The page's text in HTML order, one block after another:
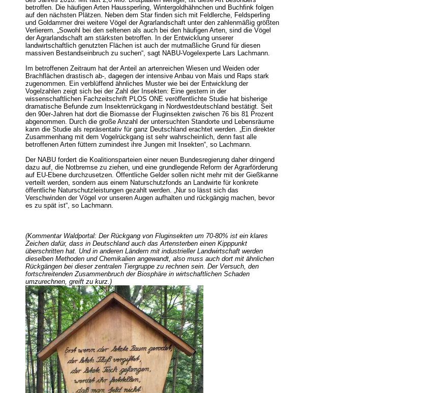
betroffen. Die häufigen Arten Haussperling, Wintergoldhähnchen und Buchfink folgen
auf den nächsten Plätzen. Neben dem Star finden sich mit Feldlerche, Feldsperling
und Goldammer drei weitere Vögel der Agrarlandschaft unter den zahlenmäßig größten
Verlierern. „Sowohl bei den seltenen als auch bei den häufigen Arten, sind die Vögel
der Agrarlandschaft am stärksten betroffen. In der Entwicklung unserer
landwirtschaftlich genutzten Flächen ist auch der mutmaßliche Grund für diesen
massiven Bestandseinbruch zu suchen“, sagt NABU-Vogelexperte Lars Lachmann.
Im betroffenen Zeitraum hat der Anteil an artenreichen Wiesen und Weiden oder
Brachflächen drastisch ab-, dagegen der intensive Anbau von Mais und Raps stark
zugenommen. Ein verblüffend ähnliches Muster wie bei der Entwicklung der
Vogelzahlen zeigt sich bei der Zahl der Insekten: Eine gestern in der
wissenschaftlichen Fachzeitschrift PLOS ONE veröffentlichte Studie hat bisherige
dramatische Befunde zum Insektenrückgang in Nordwestdeutschland bestätigt. Seit
den 90er-Jahren hat dort die Biomasse der Fluginsekten zwischen 76 bis 81 Prozent
abgenommen. Durch die große Anzahl der untersuchten Standorte und Lebensräume
kann die Studie als repräsentativ für ganz Deutschland erachtet werden. „Ein direkter
Zusammenhang mit dem Vogelrückgang ist sehr wahrscheinlich, denn fast alle
betroffenen Arten füttern zumindest ihre Jungen mit Insekten“, so Lachmann.
Der NABU fordert die Koalitionsparteien einer neuen Bundesregierung daher dringend
dazu auf, die Notbremse zu ziehen, und eine grundlegende Reform der Agrarförderung
auf EU-Ebene durchzusetzen. Öffentliche Gelder sollen nicht mehr mit der Gießkanne
verteilt werden, sondern aus einem Naturschutzfonds an Landwirte für konkrete
öffentliche Naturschutzleistungen gezahlt werden. „Nur so lässt sich das
Verschwinden der Vögel vor unseren Augen aufhalten und rückgängig machen, bevor
es zu spät ist“, so Lachmann.
(Kommentar Waldportal: Der Rückgang von Fluginsekten um 70-80% ist ein klares
Zeichen dafür, dass in Deutschland auch das Artensterben einen Kipppunkt
überschritten hat. Und in anderen Ländern mit industrieller Landwirtschaft werden
dieselben Methoden und Chemikalien angewandt, also muss auch dort mit ähnlichen
Rückgängen bei dieser zentralen Tiergruppe zu rechnen sein. Der Versuch, den
fortschreitenden Zusammenbruch der Biosphäre in wirtschaftlichen Schaden
umzurechnen, greift zu kurz.)